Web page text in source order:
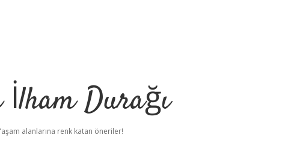
Durağı
alanlarına renk katan öneriler!